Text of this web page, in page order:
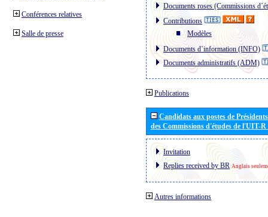
Conférences relatives
Salle de presse
Documents roses (Commissions
Contributions
Modèles
Documents d´information (INFO)
Documents administratifs (ADM)
Publications
Candidats aux postes de
des Commissions d'études de l'UIT-
Invitation
Replies received by BR Anglais
Autres informations